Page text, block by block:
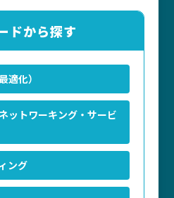
ドから探す
適化）
ットワーキング・サービ
ング